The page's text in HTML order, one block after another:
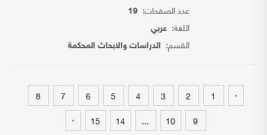
عدد الصفحات:19
اللغة:عربي
القسم: الدراسات والابحاث المحكمة
‹
1
2
3
4
5
6
7
8
9
10
...
14
15
›